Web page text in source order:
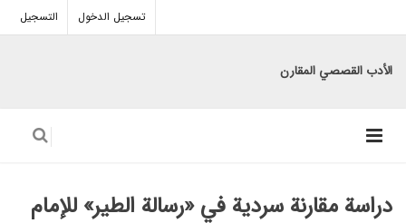
تسجيل الدخول التسجيل
الأدب القصصي المقارن
دراسة مقارنة سردیة في «رسالة الطير» للإمام